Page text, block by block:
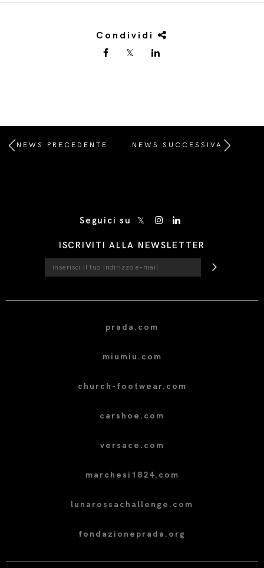
Condividi
NEWS PRECEDENTE NEWS SUCCESSIVA
Seguici su
ISCRIVITI ALLA NEWSLETTER
prada.com
miumiu.com
church-footwear.com
carshoe.com
versace.com
marchesi1824.com
lunarossachallenge.com
fondazioneprada.org